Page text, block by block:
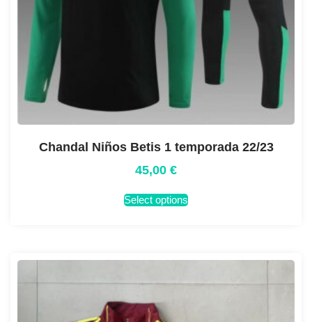
Chandal Niños Betis 1 temporada 22/23
45,00 €
Select options